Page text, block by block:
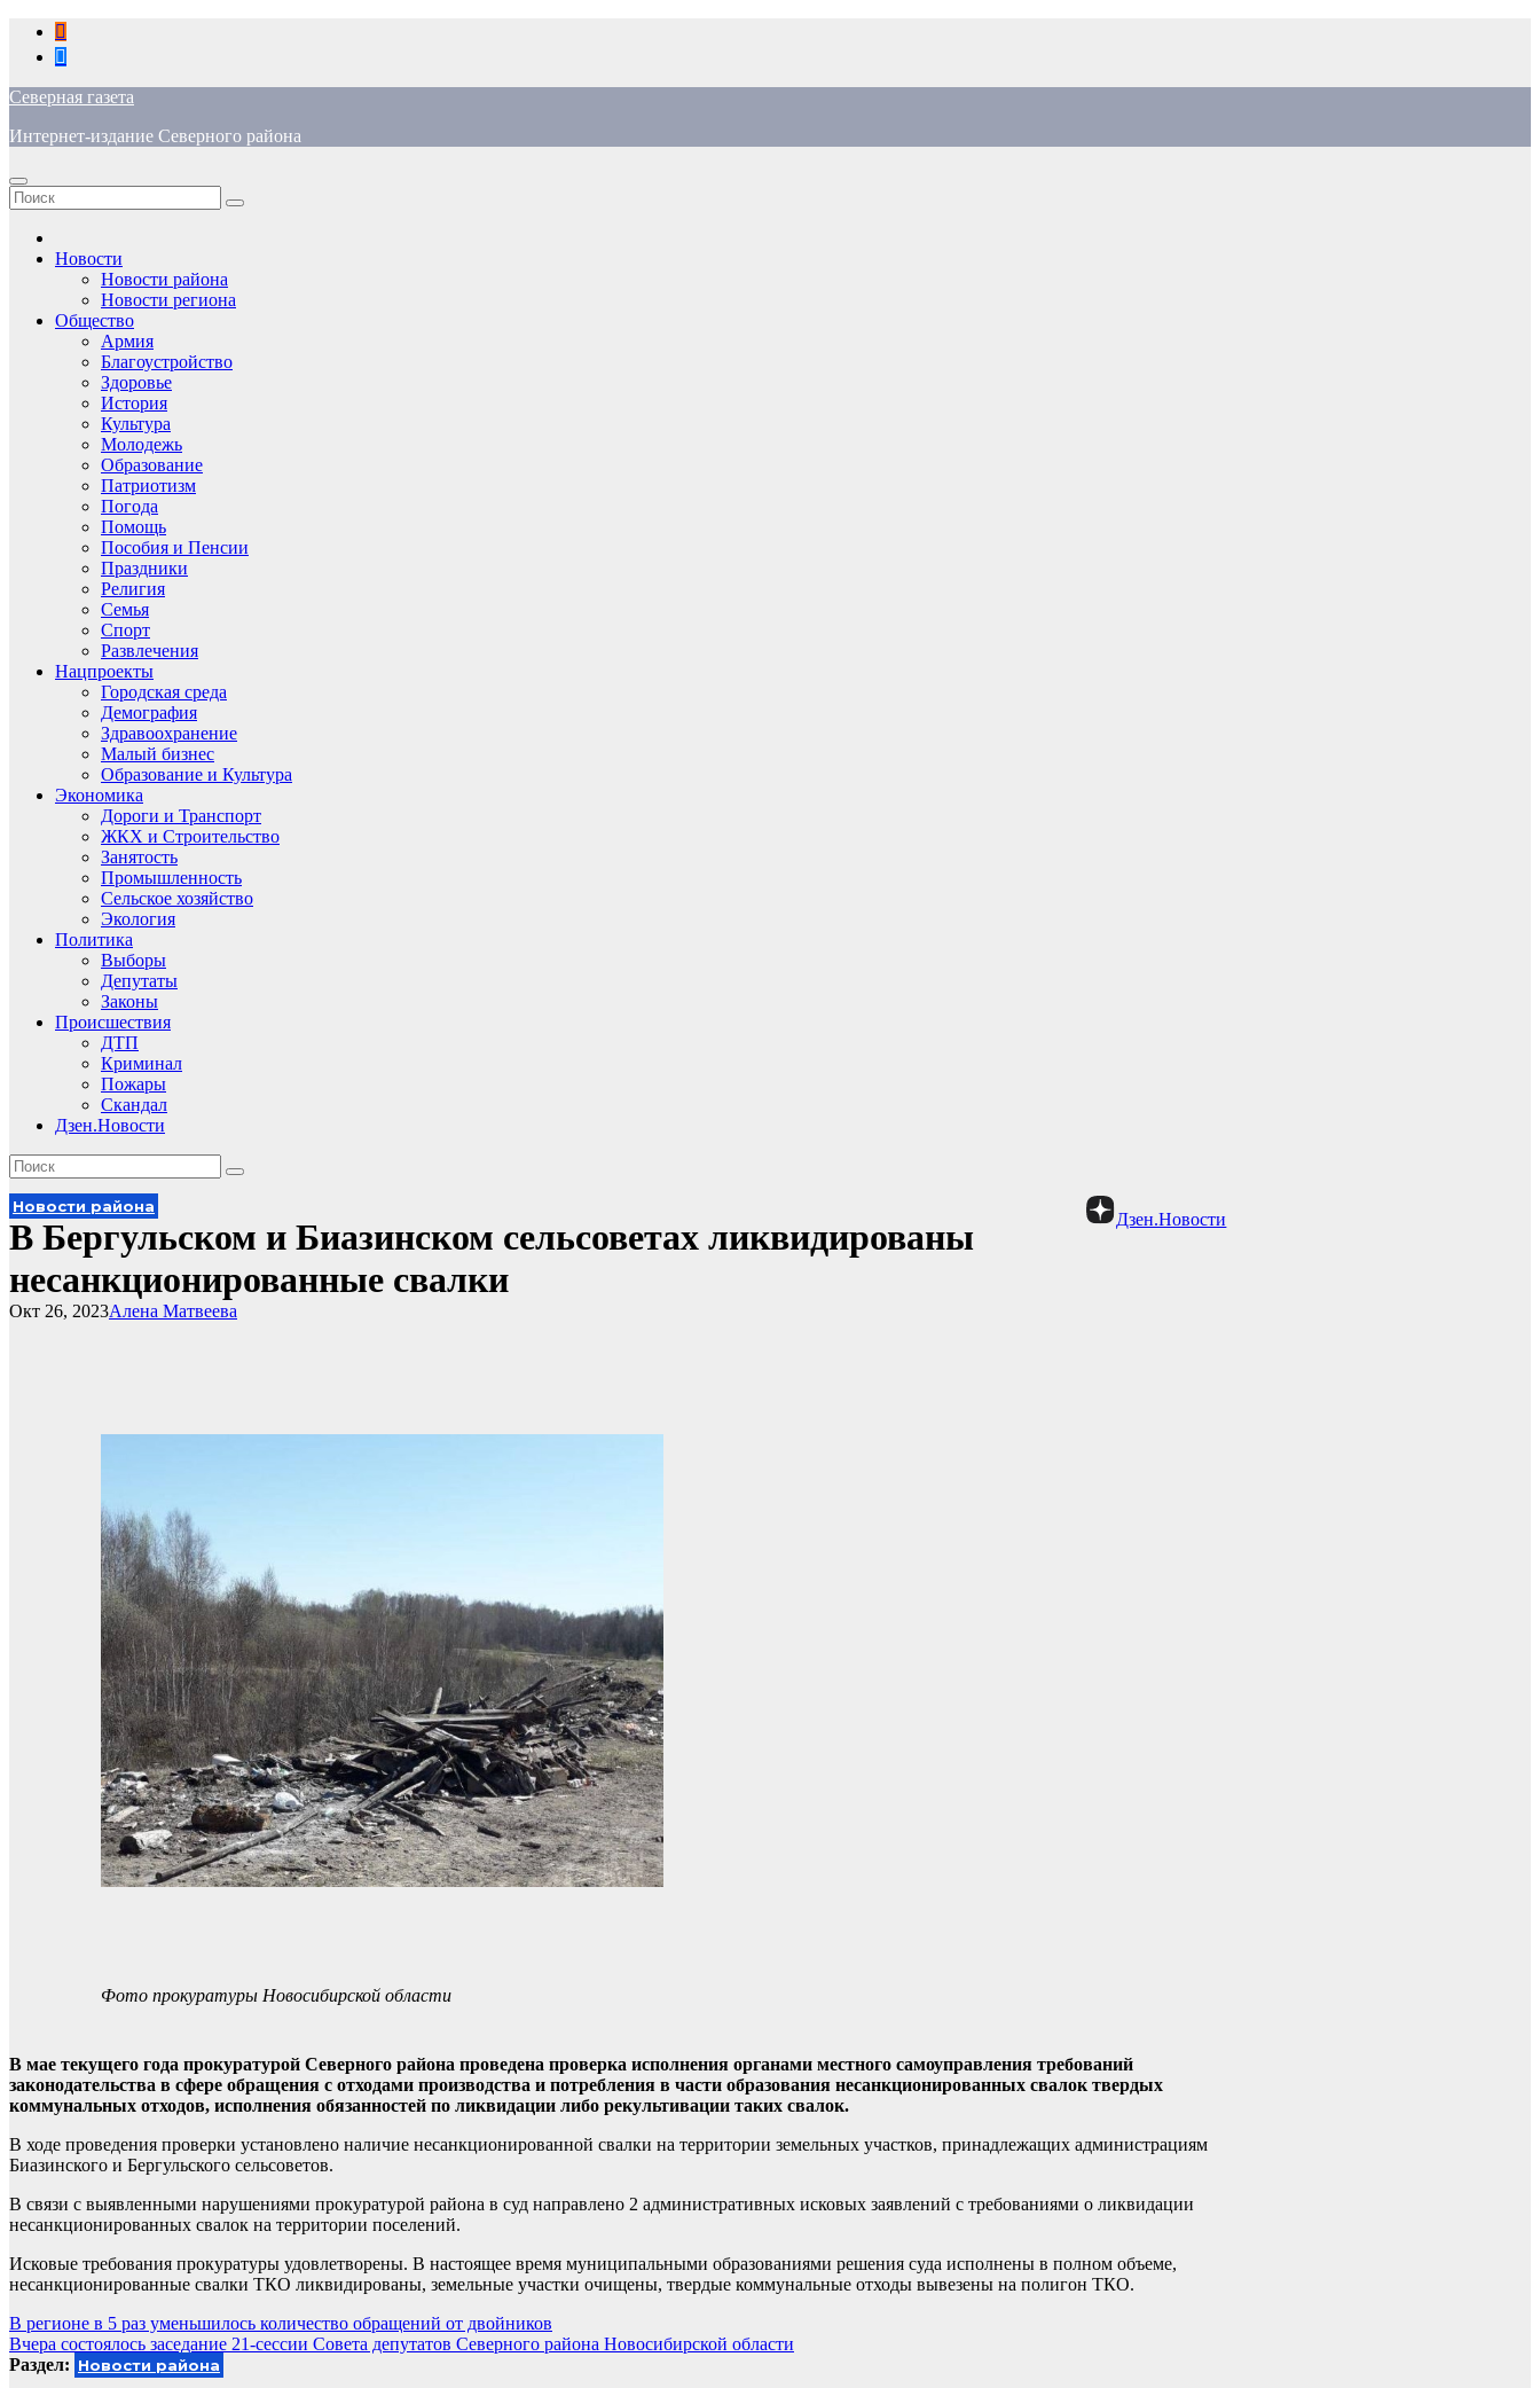
Перейти
содержимому
Северная газета
Интернет-издание Северного района
Новости
Новости района
Новости региона
Общество
Армия
Благоустройство
Здоровье
История
Культура
Молодежь
Образование
Патриотизм
Погода
Помощь
Пособия и Пенсии
Праздники
Религия
Семья
Спорт
Развлечения
Нацпроекты
Городская среда
Демография
Здравоохранение
Малый бизнес
Образование и Культура
Экономика
Дороги и Транспорт
ЖКХ и Строительство
Занятость
Промышленность
Сельское хозяйство
Экология
Политика
Выборы
Депутаты
Законы
Происшествия
ДТП
Криминал
Пожары
Скандал
Дзен.Новости
Дзен.Новости
Новости района
В Бергульском и Биазинском сельсоветах ликвидированы
несанкционированные свалки
Алена Матвеева
Окт 26, 2023
Фото прокуратуры Новосибирской области
В мае текущего года прокуратурой Северного района проведена проверка исполнения органами местного самоуправления требований
законодательства в сфере обращения с отходами производства и потребления в части образования несанкционированных свалок твердых
коммунальных отходов, исполнения обязанностей по ликвидации либо рекультивации таких свалок.
В ходе проведения проверки установлено наличие несанкционированной свалки на территории земельных участков, принадлежащих администрациям
Биазинского и Бергульского сельсоветов.
В связи с выявленными нарушениями прокуратурой района в суд направлено 2 административных исковых заявлений с требованиями о ликвидации
несанкционированных свалок на территории поселений.
Исковые требования прокуратуры удовлетворены. В настоящее время муниципальными образованиями решения суда исполнены в полном объеме,
несанкционированные свалки ТКО ликвидированы, земельные участки очищены, твердые коммунальные отходы вывезены на полигон ТКО.
Навигация
по
В регионе в 5 раз уменьшилось количество обращений от двойников
Вчера состоялось заседание 21-сессии Совета депутатов Северного района Новосибирской области
Раздел: Новости района